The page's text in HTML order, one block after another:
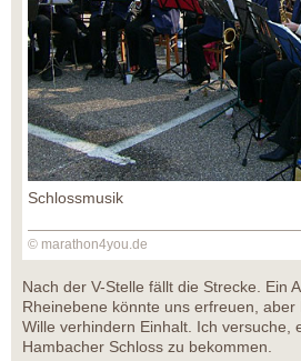
Schlossmusik
© marathon4you.de
Nach der V-Stelle fällt die Strecke. Ein
Rheinebene könnte uns erfreuen,
Wille verhindern Einhalt. Ich versuche,
Hambacher Schloss zu bekommen.